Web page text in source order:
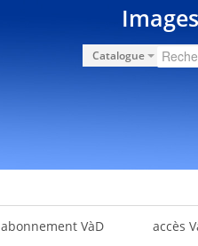
Catalogue
abonnement VàD accès